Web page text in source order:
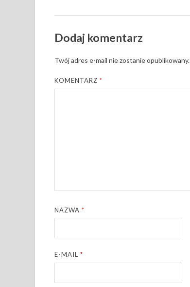
Dodaj komentarz
Twój adres e-mail nie zostanie opublikowany.
KOMENTARZ*
NAZWA*
E-MAIL*